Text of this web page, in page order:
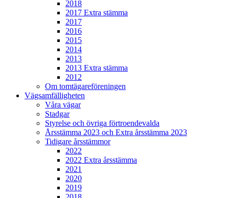
2018
2017 Extra stämma
2017
2016
2015
2014
2013
2013 Extra stämma
2012
Om tomtägareföreningen
Vägsamfälligheten
Våra vägar
Stadgar
Styrelse och övriga förtroendevalda
Årsstämma 2023 och Extra årsstämma 2023
Tidigare årsstämmor
2022
2022 Extra årsstämma
2021
2020
2019